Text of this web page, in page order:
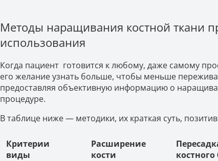
Методы наращивания костной ткани
использования
Когда пациент готовится к любому, даже самому
его желание узнать больше, чтобы меньше
предоставляя объективную информацию о
процедуре.
В таблице ниже — методики, их краткая суть,
Критерии
виды
Расширение
кости
костного